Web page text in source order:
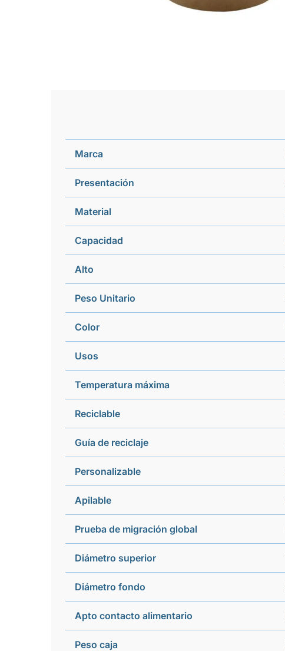
Marca
Presentación
Material
Capacidad
Alto
Peso Unitario
Color
Usos
Temperatura máxima
Reciclable
Guía de reciclaje
Personalizable
Apilable
Prueba de migración global
Diámetro superior
Diámetro fondo
Apto contacto alimentario
Peso caja